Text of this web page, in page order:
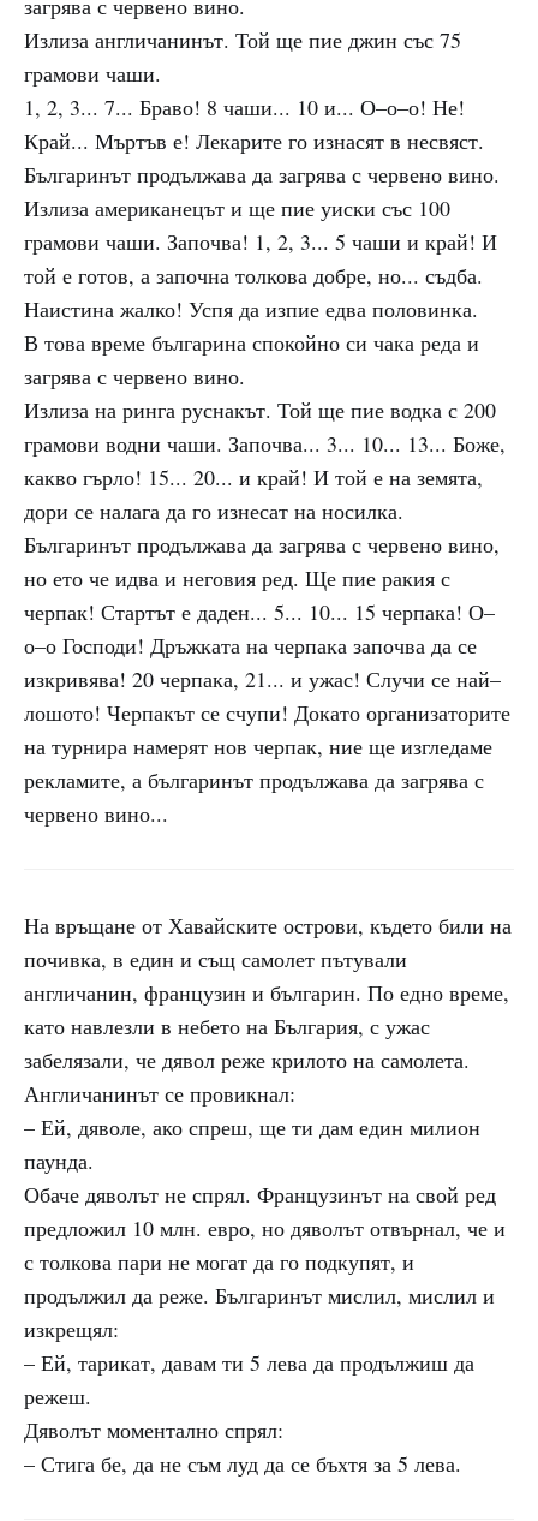
загрява с червено вино.
Излиза англичанинът. Той ще пие джин със 75
грамови чаши.
1, 2, 3... 7... Браво! 8 чаши... 10 и... О–о–о! Не!
Край... Мъртъв е! Лекарите го изнасят в несвяст.
Българинът продължава да загрява с червено вино.
Излиза американецът и ще пие уиски със 100
грамови чаши. Започва! 1, 2, 3... 5 чаши и край! И
той е готов, а започна толкова добре, но... съдба.
Наистина жалко! Успя да изпие едва половинка.
В това време българина спокойно си чака реда и
загрява с червено вино.
Излиза на ринга руснакът. Той ще пие водка с 200
грамови водни чаши. Започва... 3... 10... 13... Боже,
какво гърло! 15... 20... и край! И той е на земята,
дори се налага да го изнесат на носилка.
Българинът продължава да загрява с червено вино,
но ето че идва и неговия ред. Ще пие ракия с
черпак! Стартът е даден... 5... 10... 15 черпака! О–
о–о Господи! Дръжката на черпака започва да се
изкривява! 20 черпака, 21... и ужас! Случи се най–
лошото! Черпакът се счупи! Докато организаторите
на турнира намерят нов черпак, ние ще изгледаме
рекламите, а българинът продължава да загрява с
червено вино...
На връщане от Хавайските острови, където били на
почивка, в един и същ самолет пътували
англичанин, французин и българин. По едно време,
като навлезли в небето на България, с ужас
забелязали, че дявол реже крилото на самолета.
Англичанинът се провикнал:
– Ей, дяволе, ако спреш, ще ти дам един милион
паунда.
Обаче дяволът не спрял. Французинът на свой ред
предложил 10 млн. евро, но дяволът отвърнал, че и
с толкова пари не могат да го подкупят, и
продължил да реже. Българинът мислил, мислил и
изкрещял:
– Ей, тарикат, давам ти 5 лева да продължиш да
режеш.
Дяволът моментално спрял:
– Стига бе, да не съм луд да се бъхтя за 5 лева.